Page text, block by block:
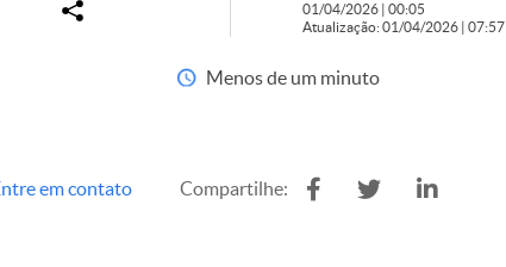
01/04/2026 | 00:05
Atualização: 01/04/2026 | 07:57
Menos de um minuto
em contato Compartilhe: